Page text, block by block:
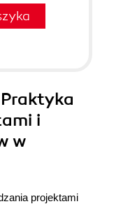
i
w
projektami